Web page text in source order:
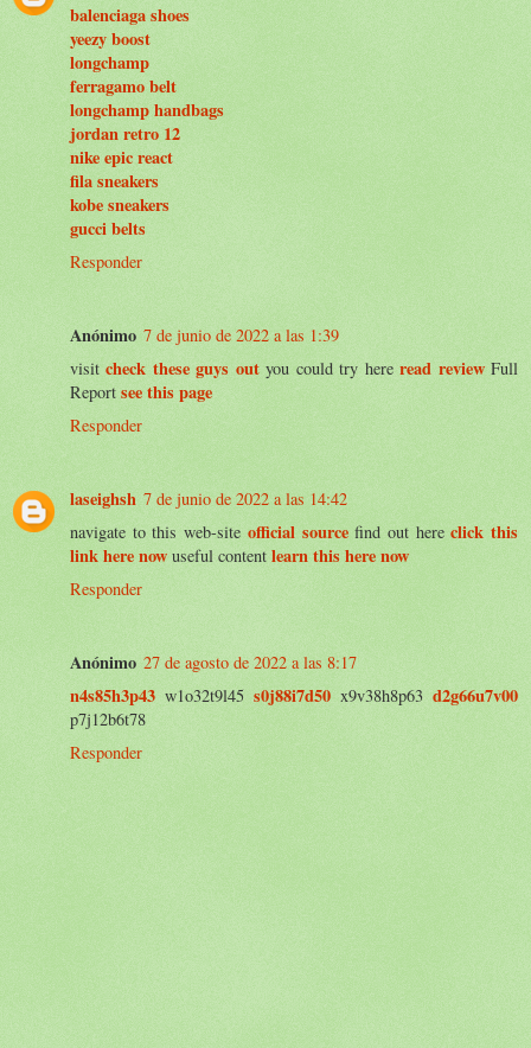
balenciaga shoes
yeezy boost
longchamp
ferragamo belt
longchamp handbags
jordan retro 12
nike epic react
fila sneakers
kobe sneakers
gucci belts
Responder
Anónimo 7 de junio de 2022 a las 1:39
visitcheck these guys outyou could try hereread reviewFull
Report see this page
Responder
laseighsh 7 de junio de 2022 a las 14:42
navigate to this web-site official sourcefind out hereclick this
link here now useful content learn this here now
Responder
Anónimo 27 de agosto de 2022 a las 8:17
n4s85h3p43 w1o32t9l45 s0j88i7d50 x9v38h8p63 d2g66u7v00
p7j12b6t78
Responder